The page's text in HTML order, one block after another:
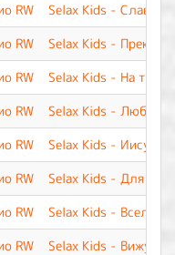
RW
Selax Kids - Славь
RW
Selax Kids -
RW
Selax Kids - На
RW
Selax Kids - Люблю
RW
Selax Kids - Иисус,
RW
Selax Kids - Для
RW
Selax Kids -
RW
Selax Kids - Вижу я